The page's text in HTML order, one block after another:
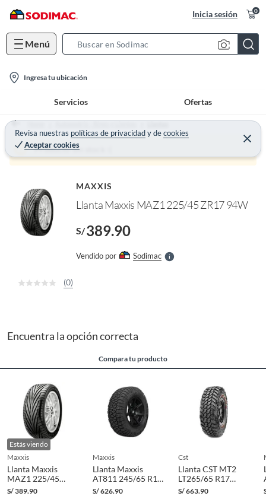
Inicia sesión 0
Menú
h
B
r
a
o
Ingresa tu ubicación
Servicios Ofertas
Revisa nuestras políticas de privacidadydecookies
Aceptar cookies
C
e
r
Home Automotriz - Rines y Llantas Llantas
Producto sin stock :(
MAXXIS
Llanta Maxxis MAZ1 225/45 ZR17 94W
S/389.90
Vendido por SodimacS
r
I
(0)
Encuentra la opción correcta
Compara tu producto
Estás viendo
maxxis
Llanta Maxxis
MAZ1 225/45
ZR17 94W
S/389.90
maxxis
Llanta Maxxis
AT811 245/65 R17
111T RBL
S/626.90
cst
Llanta CST MT2
LT265/65 R17
114Q 8PR TL
S/663.90